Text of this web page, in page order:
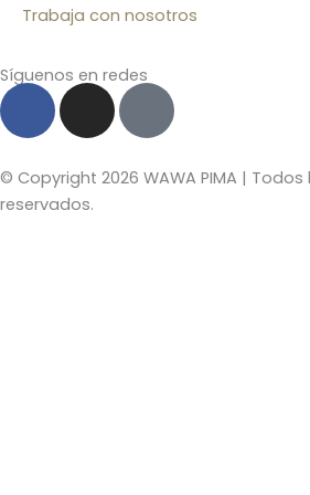
Trabaja con nosotros
Síguenos en redes
F
a
c
e
b
I
n
s
t
a
T
k
t
© Copyright 2026 WAWA PIMA |
reservados.